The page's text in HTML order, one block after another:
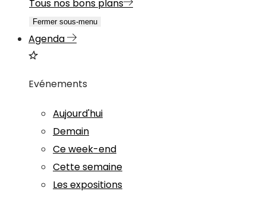
Tous nos bons plans
Fermer sous-menu
Agenda
Evénements
Aujourd'hui
Demain
Ce week-end
Cette semaine
Les expositions